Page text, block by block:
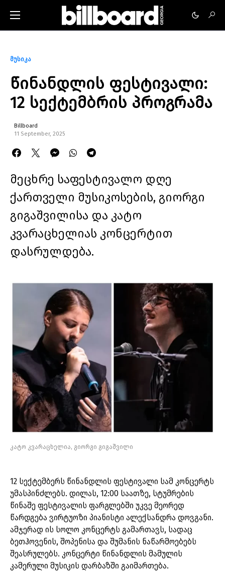
მუსიკა
წინანდლის ფესტივალი:
12 სექტემბრის პროგრამა
Billboard
11 September, 2025
მეცხრე საფესტივალო დღე
ქართველი მუსიკოსების, გიორგი
გიგაშვილისა და კატო
კვარაცხელიას კონცერტით
დასრულდება.
კატო კვარაცხელია, გიორგი გიგაშვილი
12 სექტემბერს წინანდლის ფესტივალი სამ კონცერტს
უმასპინძლებს. დილას, 12:00 საათზე, სტუმრების
წინაშე ფესტივალის ფარგლებში უკვე მეორედ
წარდგება ვირტუოზი პიანისტი ალექსანდრა დოვგანი.
ამჯერად ის სოლო კონცერტს გამართავს, სადაც
ბეთჰოვენის, შოპენისა და შუმანის ნაწარმოებებს
შეასრულებს. კონცერტი წინანდლის მამულის
კამერული მუსიკის დარბაზში გაიმართება.